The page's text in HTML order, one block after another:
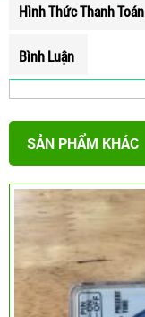
Hình Thức Thanh Toán
Bình Luận
SẢN PHẨM KHÁC